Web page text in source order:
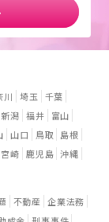
川 埼玉
千葉
新潟 福井
富山
山口 鳥取
島根
宮崎 鹿児島 沖縄
不動産 企業法務